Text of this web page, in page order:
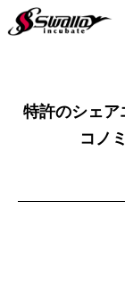
特許のシェア
コノ